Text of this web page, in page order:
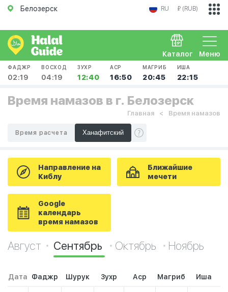
Белозерск RU ₽ (RUB)
Меню
Каталог
ФАДЖР
02:19
ВОСХОД
04:19
ЗУХР
12:40
АСР
16:50
МАГРИБ
20:45
ИША
22:15
Время намазов в г. Белозерск
Главная Время намазов
Время расчета
Направление на
Киблу
Ближайшие
мечети
Google
календарь
время намазов
Август Сентябрь Октябрь Ноябрь
Дата Фаджр Шурук Зухр Аср Магриб Иша